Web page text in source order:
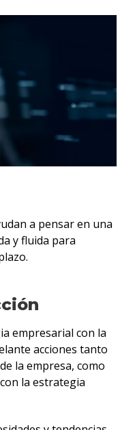
a pensar en una
y fluida para
empresarial con la
acciones tanto
la empresa, como
la estrategia